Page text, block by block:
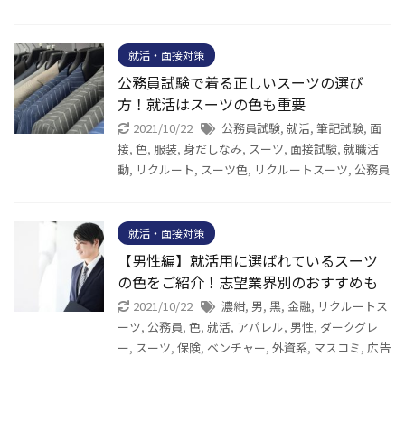
就活・面接対策
公務員試験で着る正しいスーツの選び
方！就活はスーツの色も重要
2021/10/22 公務員試験, 就活, 筆記試験, 面
接, 色, 服装, 身だしなみ, スーツ, 面接試験, 就職活
動, リクルート, スーツ色, リクルートスーツ, 公務員
就活・面接対策
【男性編】就活用に選ばれているスーツ
の色をご紹介！志望業界別のおすすめも
2021/10/22 濃紺, 男, 黒, 金融, リクルートス
ーツ, 公務員, 色, 就活, アパレル, 男性, ダークグレ
ー, スーツ, 保険, ベンチャー, 外資系, マスコミ, 広告